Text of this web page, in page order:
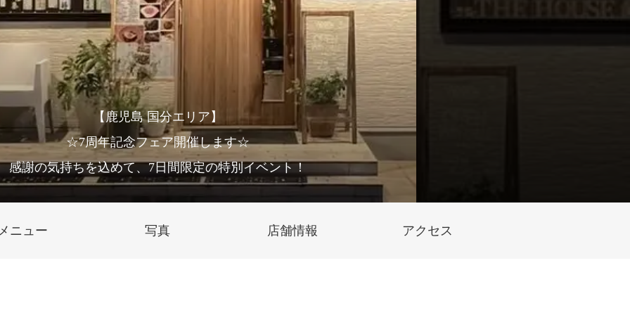
【鹿児島 国分エリア】
☆7周年記念フェア開催します☆
感謝の気持ちを込めて、7日間限定の特別イベント！
ニュー 写真 店舗情報 アクセス